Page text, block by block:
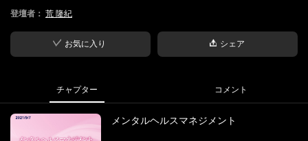
医療機関で働く上で知っておくべき事柄について、解説します。
■ファシリテーター
・荒 隆紀
登壇者： 荒 隆紀
お気に入り シェア
チャプター コメント
メンタルヘルスマネジメント